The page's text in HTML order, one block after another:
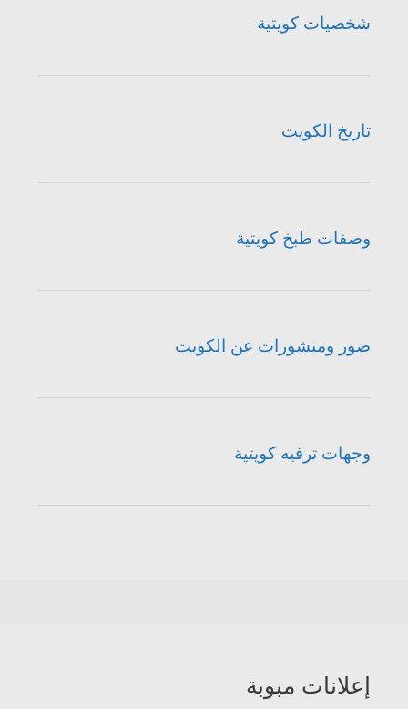
شخصيات كويتية
تاريخ الكويت
وصفات طبخ كويتية
صور ومنشورات عن الكويت
وجهات ترفيه كويتية
إعلانات مبوبة